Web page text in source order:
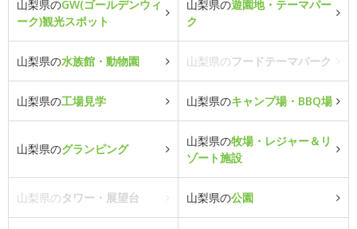
山梨県のGW(ゴールデンウィ
ーク)観光スポット
山梨県の遊園地・テーマパー
ク
山梨県の水族館・動物園 山梨県のフードテーマパーク
山梨県の工場見学 山梨県のキャンプ場・BBQ場
山梨県のグランピング
山梨県の牧場・レジャー＆リ
ゾート施設
山梨県のタワー・展望台 山梨県の公園